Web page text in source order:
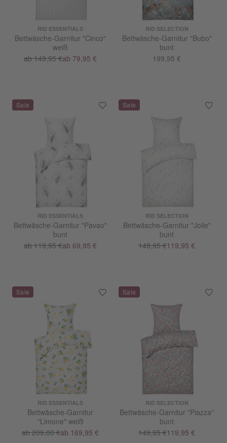
RID ESSENTIALS
Bettwäsche-Garnitur "Cinco"
weiß
ab 149,95 €ab 79,95 €
RID SELECTION
Bettwäsche-Garnitur "Bubo"
bunt
199,95 €
RID ESSENTIALS
Bettwäsche-Garnitur "Pavao"
bunt
ab 119,95 €ab 69,95 €
RID SELECTION
Bettwäsche-Garnitur "Jolie"
bunt
149,95 €119,95 €
RID ESSENTIALS
Bettwäsche-Garnitur
"Limone" weiß
ab 209,00 €ab 169,95 €
RID SELECTION
Bettwäsche-Garnitur "Piazza"
bunt
149,95 €119,95 €